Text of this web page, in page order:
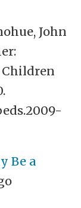
John
Be a